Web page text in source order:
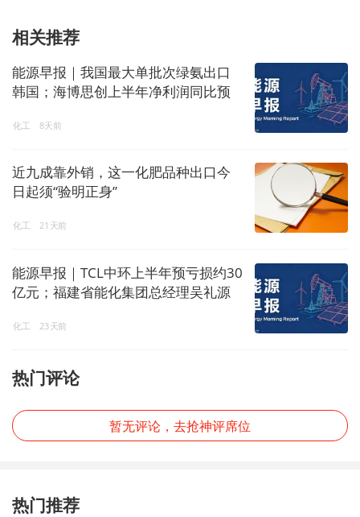
相关推荐
能源早报｜我国最大单批次绿氨出口
韩国；海博思创上半年净利润同比预
化工 8天前
近九成靠外销，这一化肥品种出口今
日起须“验明正身”
化工 21天前
能源早报｜TCL中环上半年预亏损约30
亿元；福建省能化集团总经理吴礼源
化工 23天前
热门评论
暂无评论，去抢神评席位
热门推荐